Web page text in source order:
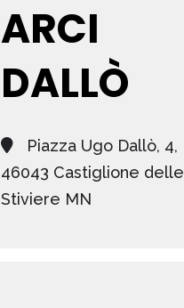
ARCI
DALLÒ
Piazza Ugo Dallò, 4,
46043 Castiglione delle
Stiviere MN